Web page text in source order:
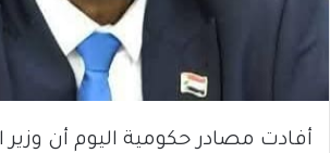
أفادت مصادر حكومية اليوم أن وزير